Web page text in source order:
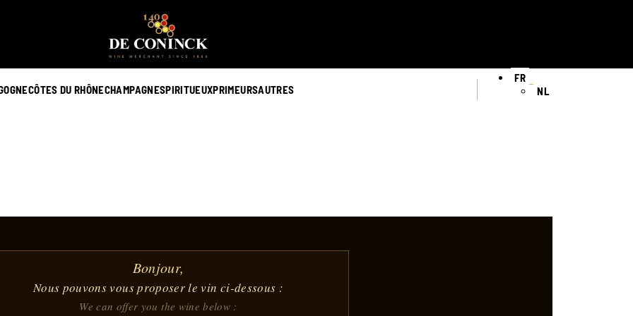
CÔTES DU RHÔNECHAMPAGNESPIRITUEUXPRIMEURSAUTRES
FR
NL
Bonjour,
Nous pouvons vous proposer le vin ci-dessous :
We can offer you the wine below :